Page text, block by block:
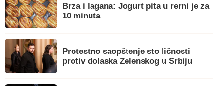
Brza i lagana: Jogurt pita u rerni je za
10 minuta
Protestno saopštenje sto ličnosti
protiv dolaska Zelenskog u Srbiju